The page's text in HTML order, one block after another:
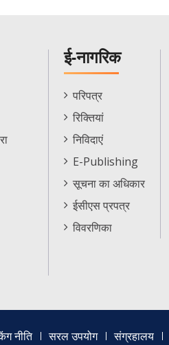
ई-नागरिक
E-
Citizen
Menu
परिपत्र
रिक्तियां
निविदाएं
E-Publishing
सूचना का अधिकार
ईसीएस प्रपत्र
विवरणिका
नीति सरल उपयोग संग्रहालय